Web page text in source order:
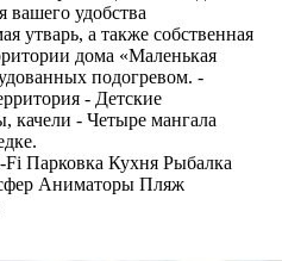
вашего удобства
утварь, а также собственная
дома «Маленькая
подогревом. -
- Детские
качели - Четыре мангала
Fi Парковка Кухня Рыбалка
Аниматоры Пляж